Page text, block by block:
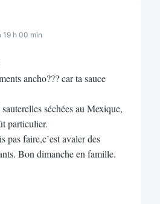
19 h 00 min
ancho??? car ta sauce
séchées au Mexique,
particulier.
pas faire,c’est avaler des
Bon dimanche en famille.